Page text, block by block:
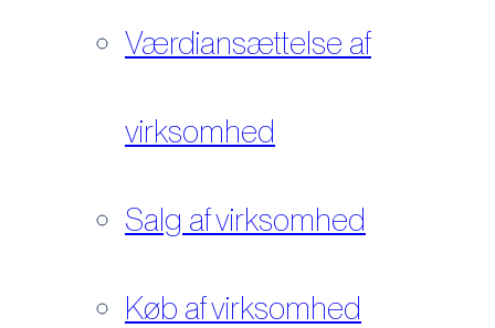
Værdiansættelse af
virksomhed
Salg af virksomhed
Køb af virksomhed